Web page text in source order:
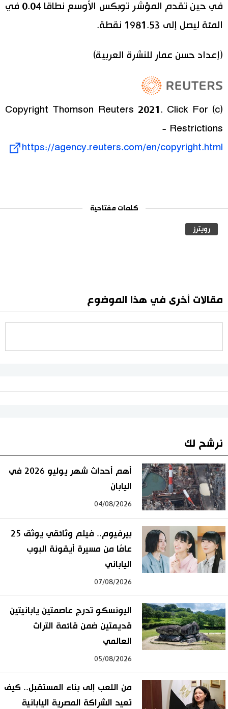
لايف ستايل
طوكيو
إعلان
في حين تقدم المؤشر توبكس الأوسع نطاقا 0.04 في
المئة ليصل إلى 1981.53 نقطة.
(إعداد حسن عمار للنشرة العربية)
(c) Copyright Thomson Reuters 2021. Click For
Restrictions -
https://agency.reuters.com/en/copyright.html
كلمات مفتاحية
رويترز
مقالات أخرى في هذا الموضوع
نرشح لك
أهم أحداث شهر يوليو 2026 في
اليابان
04/08/2026
بيرفيوم.. فيلم وثائقي يوثق 25
عامًا من مسيرة أيقونة البوب
الياباني
07/08/2026
اليونسكو تدرج عاصمتين يابانيتين
قديمتين ضمن قائمة التراث
العالمي
05/08/2026
من اللعب إلى بناء المستقبل.. كيف
تعيد الشراكة المصرية اليابانية